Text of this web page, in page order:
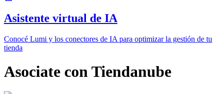
Asistente virtual de IA
Conocé Lumi y los conectores de IA para optimizar la gestión de tu
tienda
Asociate con Tiendanube